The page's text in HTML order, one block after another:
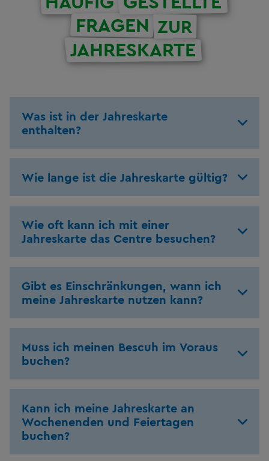
FRAGEN ZUR
JAHRESKARTE
Was ist in der Jahreskarte
enthalten?
Wie lange ist die Jahreskarte gültig?
Wie oft kann ich mit einer
Jahreskarte das Centre besuchen?
Gibt es Einschränkungen, wann ich
meine Jahreskarte nutzen kann?
Muss ich meinen Bescuh im Voraus
buchen?
Kann ich meine Jahreskarte an
Wochenenden und Feiertagen
buchen?